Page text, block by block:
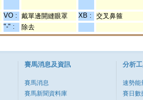
VO : 戴單邊開縫眼罩 XB :
交叉鼻箍
"-" : 除去
賽馬消息及資訊
賽馬消息
賽馬新聞資料庫
分析
速勢能
賽日數